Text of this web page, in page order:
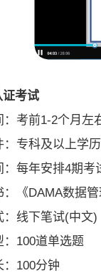
考试
：考前1-2个月左
：专科及以上学
：每年安排4期考
《DAMA数据管
：线下笔试(中文)
：100道单选题
：100分钟